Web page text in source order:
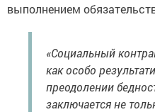
выполнением
«Социальный
как особо
преодолении
заключается не